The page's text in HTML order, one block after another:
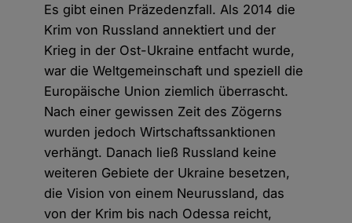
Es gibt einen Präzedenzfall. Als 2014 die
Krim von Russland annektiert und der
Krieg in der Ost-Ukraine entfacht wurde,
war die Weltgemeinschaft und speziell die
Europäische Union ziemlich überrascht.
Nach einer gewissen Zeit des Zögerns
wurden jedoch Wirtschaftssanktionen
verhängt. Danach ließ Russland keine
weiteren Gebiete der Ukraine besetzen,
die Vision von einem Neurussland, das
von der Krim bis nach Odessa reicht,